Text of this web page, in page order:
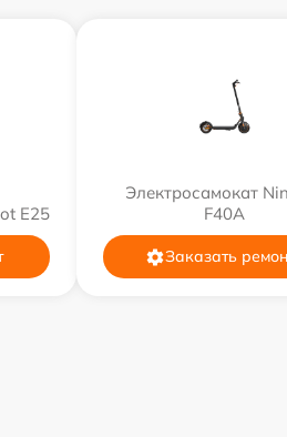
E25
Электросамокат
F40A
Заказать